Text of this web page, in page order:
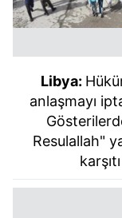
Libya:
anlaşmayı
Resulallah"